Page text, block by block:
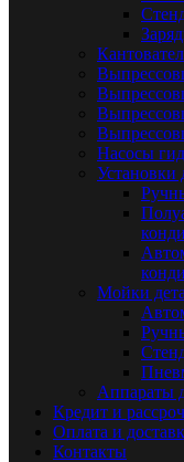
Насосы
Установки
Мойки
Аппараты
Кредит и
Оплата и
Контакты